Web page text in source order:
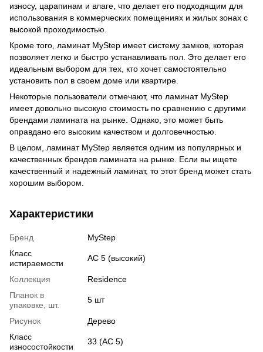
износу, царапинам и влаге, что делает его подходящим для
использования в коммерческих помещениях и жилых зонах с
высокой проходимостью.
Кроме того, ламинат MyStep имеет систему замков, которая
позволяет легко и быстро устанавливать пол. Это делает его
идеальным выбором для тех, кто хочет самостоятельно
установить пол в своем доме или квартире.
Некоторые пользователи отмечают, что ламинат MyStep
имеет довольно высокую стоимость по сравнению с другими
брендами ламината на рынке. Однако, это может быть
оправдано его высоким качеством и долговечностью.
В целом, ламинат MyStep является одним из популярных и
качественных брендов ламината на рынке. Если вы ищете
качественный и надежный ламинат, то этот бренд может стать
хорошим выбором.
Характеристики
Бренд
MyStep
Класс
истираемости
АС 5 (высокий)
Коллекция
Residence
Планок в
упаковке, шт.
5 шт
Рисунок
Дерево
Класс
износостойкости
33 (АС 5)